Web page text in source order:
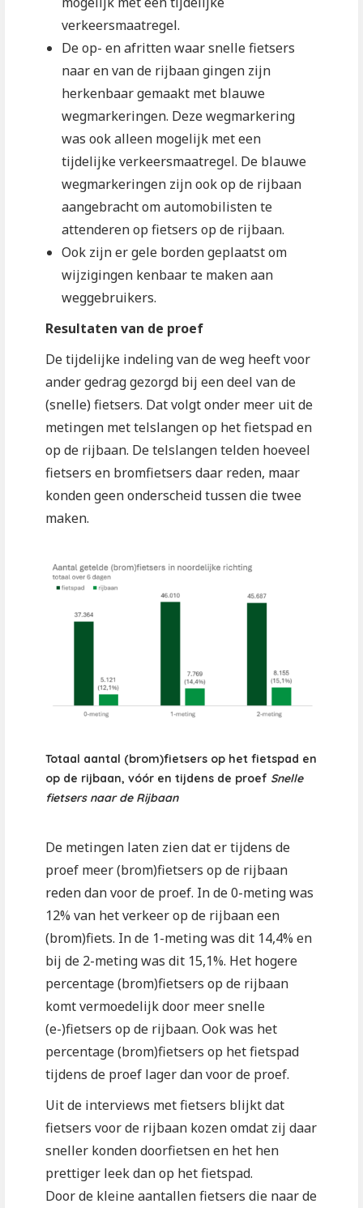
verkeersmaatregel.
De op- en afritten waar snelle fietsers
naar en van de rijbaan gingen zijn
herkenbaar gemaakt met blauwe
wegmarkeringen. Deze wegmarkering
was ook alleen mogelijk met een
tijdelijke verkeersmaatregel. De blauwe
wegmarkeringen zijn ook op de rijbaan
aangebracht om automobilisten te
attenderen op fietsers op de rijbaan.
Ook zijn er gele borden geplaatst om
wijzigingen kenbaar te maken aan
weggebruikers.
Resultaten van de proef
De tijdelijke indeling van de weg heeft voor
ander gedrag gezorgd bij een deel van de
(snelle) fietsers. Dat volgt onder meer uit de
metingen met telslangen op het fietspad en
op de rijbaan. De telslangen telden hoeveel
fietsers en bromfietsers daar reden, maar
konden geen onderscheid tussen die twee
maken.
Totaal aantal (brom)fietsers op het fietspad en
op de rijbaan, vóór en tijdens de proef Snelle
fietsers naar de Rijbaan
De metingen laten zien dat er tijdens de
proef meer (brom)fietsers op de rijbaan
reden dan voor de proef. In de 0-meting was
12% van het verkeer op de rijbaan een
(brom)fiets. In de 1-meting was dit 14,4% en
bij de 2-meting was dit 15,1%. Het hogere
percentage (brom)fietsers op de rijbaan
komt vermoedelijk door meer snelle
(e-)fietsers op de rijbaan. Ook was het
percentage (brom)fietsers op het fietspad
tijdens de proef lager dan voor de proef.
Uit de interviews met fietsers blijkt dat
fietsers voor de rijbaan kozen omdat zij daar
sneller konden doorfietsen en het hen
prettiger leek dan op het fietspad.
Door de kleine aantallen fietsers die naar de